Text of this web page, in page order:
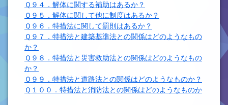
Ｑ９４．解体に関する補助はあるか？
Ｑ９５．解体に関して他に制度はあるか？
Ｑ９６．特措法に関して罰則はあるか？
Ｑ９７．特措法と建築基準法との関係はどのようなもの
か？
Ｑ９８．特措法と災害救助法との関係はどのようなもの
か？
Ｑ９９．特措法と道路法との関係はどのようなものか？
Ｑ１００．特措法と消防法との関係はどのようなものか